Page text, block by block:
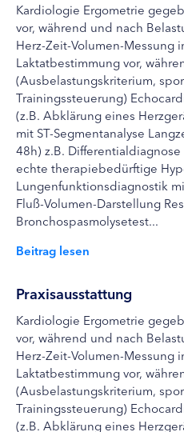
Kardiologie Ergometrie
vor, während und nach
Herz-Zeit-Volumen-Messung
Laktatbestimmung vor,
(Ausbelastungskriterium,
Trainingssteuerung)
(z.B. Abklärung eines
mit ST-Segmentanalyse
48h) z.B.
echte therapiebedürftige
Lungenfunktionsdiagnostik
Fluß-Volumen-Darstellung
Bronchospasmolysetest...
Beitrag lesen
Praxisausstattung
Kardiologie Ergometrie
vor, während und nach
Herz-Zeit-Volumen-Messung
Laktatbestimmung vor,
(Ausbelastungskriterium,
Trainingssteuerung)
(z.B. Abklärung eines